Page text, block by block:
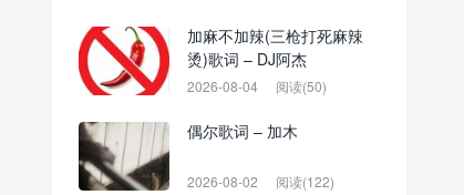
加麻不加辣(三枪打死麻辣
烫)歌词 – DJ阿杰
2026-08-04 阅读(50)
偶尔歌词 – 加木
2026-08-02 阅读(122)